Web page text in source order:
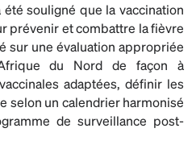
souligné que la vaccination
prévenir et combattre la fièvre
sur une évaluation appropriée
du Nord de façon à
adaptées, définir les
selon un calendrier harmonisé
de surveillance post-